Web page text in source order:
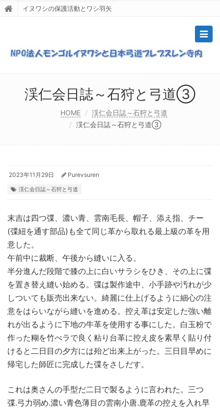
イヌワシの保護活動とワシ羽矢
渓仁会日誌～石狩と弓道③
HOME
渓仁会日誌～石狩と弓道
渓仁会日誌～石狩と弓道③
2023年11月29日 Purevsuren
渓仁会日誌～石狩と弓道
末吉は四つ弽、濃い青、雲南毛長、帽子、添え指、チー
(弽紐を通す部品)も全て同じ革から取れる最上級の革を用
意した。
午前中に裁断、午後から縫いに入る。
半分進んだ段階で膝の上に白いサラシをひき、その上に弽
を置き替え縫い始める。弽は製作途中、小手跡や汚れが少
しついても販売出来ない。綺麗に仕上げるように細心の注
意をはらいながら縫いを進める。控え革は安定した強い離
れが出るように下地の牛革を使用する事にした。白玉粉で
作った糊を竹べラで良く粘り台革に控え皮を素早く貼り付
けると二日目の夕方には殆ど出来上がった。三日目早めに
帰宅した師匠に完成した弽をさしだす。
これは奥さんの手型だ二日で製るように言われた。三つ
弽.弓力弱め.濃い青色薄目の雲南小唐.鹿革の控えを入れ早